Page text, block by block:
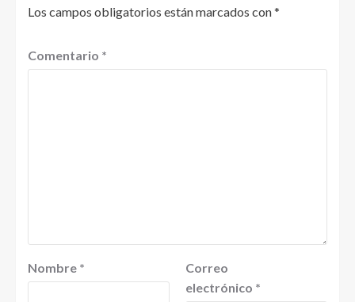
Los campos obligatorios están marcados con*
Comentario *
Nombre *
Correo
electrónico *